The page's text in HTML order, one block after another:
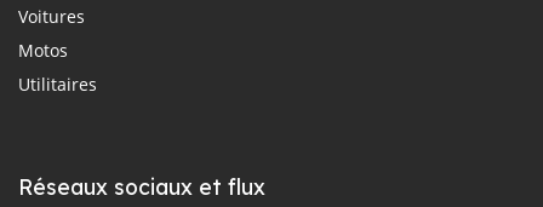
Voitures
Motos
Utilitaires
Réseaux sociaux et flux